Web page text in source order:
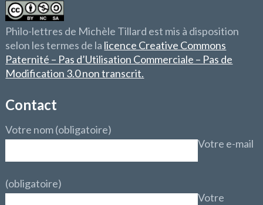
Philo-lettres de Michèle Tillard est mis à disposition
selon les termes de la licence Creative Commons
Paternité – Pas d’Utilisation Commerciale – Pas de
Modification 3.0 non transcrit.
Contact
Votre nom (obligatoire)
Votre e-mail
(obligatoire)
Votre